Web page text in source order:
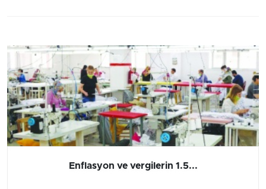
Enflasyon ve vergilerin 1.5...